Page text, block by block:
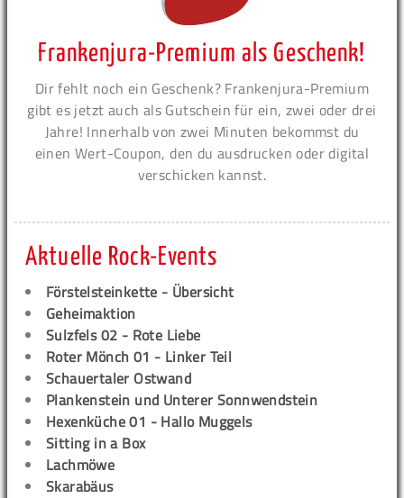
Frankenjura-Premium als Geschenk!
Dir fehlt noch ein Geschenk? Frankenjura-Premium
gibt es jetzt auch als Gutschein für ein, zwei oder drei
Jahre! Innerhalb von zwei Minuten bekommst du
einen Wert-Coupon, den du ausdrucken oder digital
verschicken kannst.
Aktuelle Rock-Events
Förstelsteinkette - Übersicht
Geheimaktion
Sulzfels 02 - Rote Liebe
Roter Mönch 01 - Linker Teil
Schauertaler Ostwand
Plankenstein und Unterer Sonnwendstein
Hexenküche 01 - Hallo Muggels
Sitting in a Box
Lachmöwe
Skarabäus